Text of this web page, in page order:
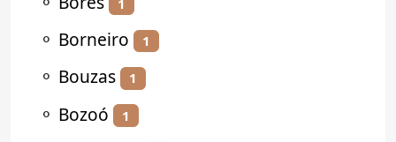
⚬ Borneiro 1
⚬ Bouzas 1
⚬ Bozoó 1